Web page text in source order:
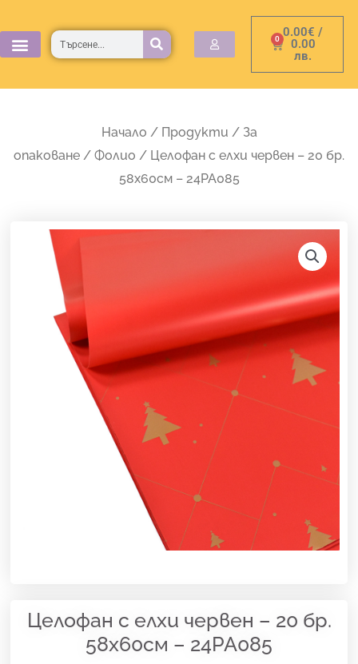
to
content
0.00€ /
0.00
лв.
0
Cart
Търсене
Начало / Продукти / За
опаковане / Фолио / Целофан с елхи червен – 20 бр.
58х60см – 24PA085
Целофан с елхи червен – 20 бр.
58х60см – 24PA085